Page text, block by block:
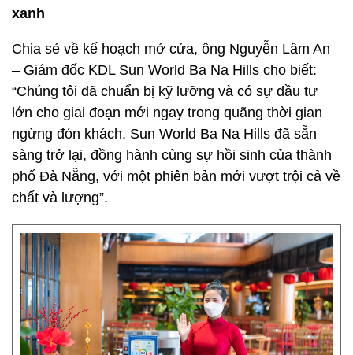
xanh
Chia sẻ về kế hoạch mở cửa, ông Nguyễn Lâm An
– Giám đốc KDL Sun World Ba Na Hills cho biết:
“Chúng tôi đã chuẩn bị kỹ lưỡng và có sự đầu tư
lớn cho giai đoạn mới ngay trong quãng thời gian
ngừng đón khách. Sun World Ba Na Hills đã sẵn
sàng trở lại, đồng hành cùng sự hồi sinh của thành
phố Đà Nẵng, với một phiên bản mới vượt trội cả về
chất và lượng”.